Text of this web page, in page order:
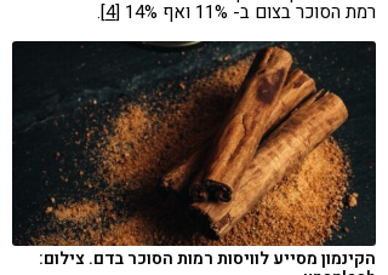
רמת הסוכר בצום ב- 11% ואף 14% [4]
.
הקינמון מסייע לוויסות רמות הסוכר בדם. צילום: